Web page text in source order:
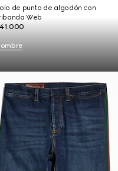
de punto de algodón con
Web